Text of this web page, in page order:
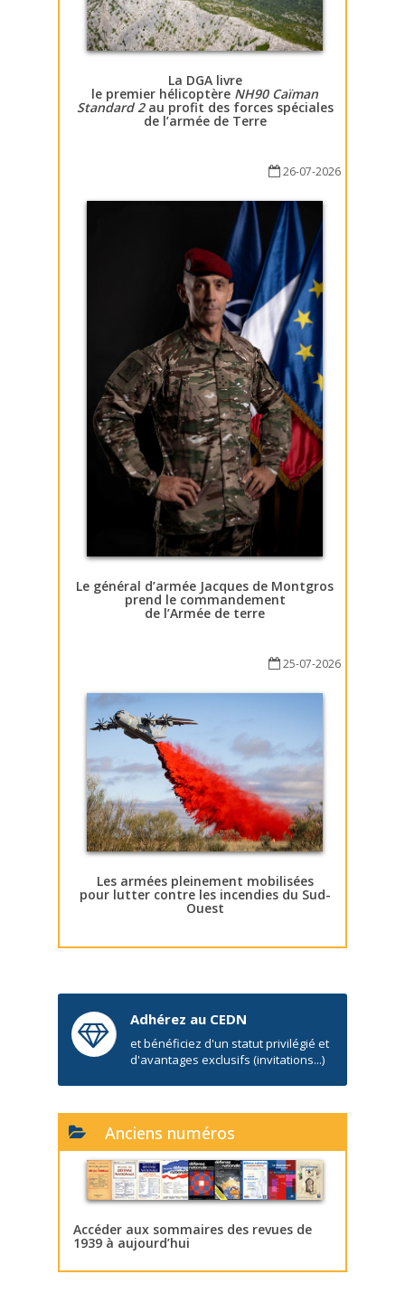
La DGA livre
le premier hélicoptère NH90 Caïman
Standard 2au profit des forces spéciales
de l’armée de Terre
26-07-2026
Le général d’armée Jacques de Montgros
prend le commandement
de l’Armée de terre
25-07-2026
Les armées pleinement mobilisées
pour lutter contre les incendies du Sud-
Ouest
Adhérez au CEDN
et bénéficiez d'un statut privilégié et
d'avantages exclusifs (invitations...)
Anciens numéros
Accéder aux sommaires des revues de
1939 à aujourd’hui